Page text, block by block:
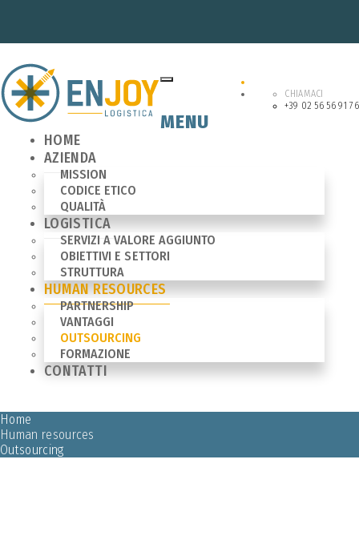
CHIAMACI
+39 02 56 56 91 76
MENU
HOME
AZIENDA
MISSION
CODICE ETICO
QUALITÀ
LOGISTICA
SERVIZI A VALORE AGGIUNTO
OBIETTIVI E SETTORI
STRUTTURA
HUMAN RESOURCES
PARTNERSHIP
VANTAGGI
OUTSOURCING
FORMAZIONE
CONTATTI
Home
Human resources
Outsourcing